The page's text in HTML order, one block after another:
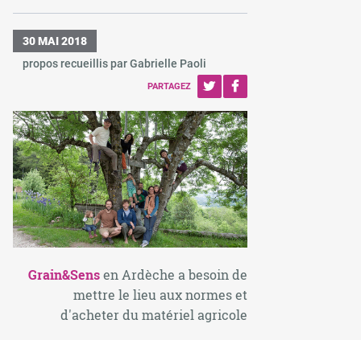
30 MAI 2018
propos recueillis par Gabrielle Paoli
PARTAGEZ
Grain&Sensen Ardèche a besoin de
mettre le lieu aux normes et
d'acheter du matériel agricole